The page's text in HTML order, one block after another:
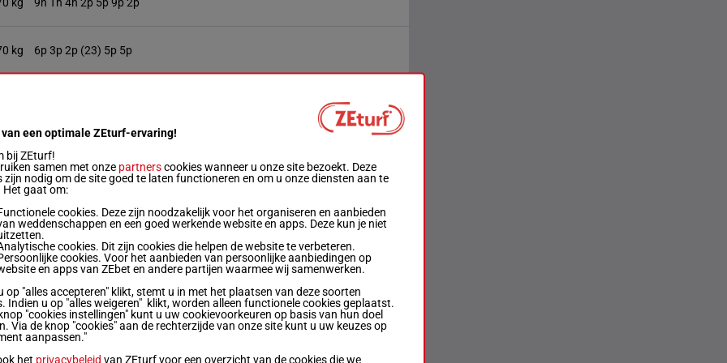
kg 6p 3p 2p (23) 5p 5p
kg 1p
6p 5p 12p 2p 2p 3p (23) 8p
kg 10p (23) 13p
kg 3h 3p 3p
een optimale ZEturf-ervaring!
bij ZEturf!
samen met onze partnerscookies wanneer u onze site bezoekt. Deze
zijn nodig om de site goed te laten functioneren en om u onze diensten aan te
Het gaat om:
cookies. Deze zijn noodzakelijk voor het organiseren en aanbieden
weddenschappen en een goed werkende website en apps. Deze kun je niet
cookies. Dit zijn cookies die helpen de website te verbeteren.
cookies. Voor het aanbieden van persoonlijke aanbiedingen op
en apps van ZEbet en andere partijen waarmee wij samenwerken.
op "alles accepteren" klikt, stemt u in met het plaatsen van deze soorten
Indien u op "alles weigeren" klikt, worden alleen functionele cookies geplaatst.
"cookies instellingen" kunt u uw cookievoorkeuren op basis van hun doel
Via de knop "cookies" aan de rechterzijde van onze site kunt u uw keuzes op
aanpassen."
het privacybeleid van ZEturf voor een overzicht van de cookies die we